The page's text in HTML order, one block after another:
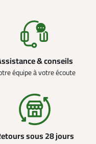
& conseils
équipe à votre écoute
sous 28 jours